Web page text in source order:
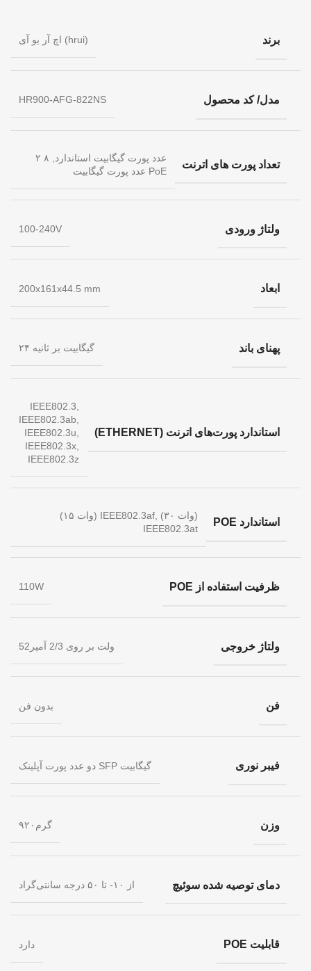
برند اچ آر یو آی (hrui)
مدل/ کد محصول HR900-AFG-822NS
تعداد پورت های اترنت
۲ عدد پورت گیگابیت استاندارد, ۸
عدد پورت گیگابیت PoE
ولتاژ ورودی 100-240V
ابعاد 200x161x44.5 mm
پهنای باند ۲۴ گیگابیت بر ثانیه
استاندارد پورت‌های اترنت (ETHERNET)
IEEE802.3,
IEEE802.3ab,
IEEE802.3u,
IEEE802.3x,
IEEE802.3z
استاندارد POE
(۱۵ وات) IEEE802.3af, (۳۰ وات)
IEEE802.3at
ظرفیت استفاده از POE 110W
ولتاژ خروجی 52ولت بر روی 2/3 آمپر
فن بدون فن
فیبر نوری دو عدد پورت آپلینک SFP گیگابیت
وزن ۹۲۰گرم
دمای توصیه شده سوئیچ از ۱۰- تا ۵۰ درجه سانتی‌گراد
قابلیت POE دارد